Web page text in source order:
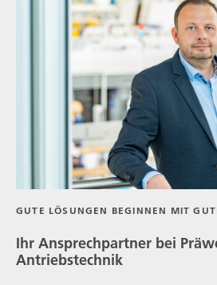
GUTE LÖSUNGEN BEGINNEN MIT
Ihr Ansprechpartner bei
Antriebstechnik